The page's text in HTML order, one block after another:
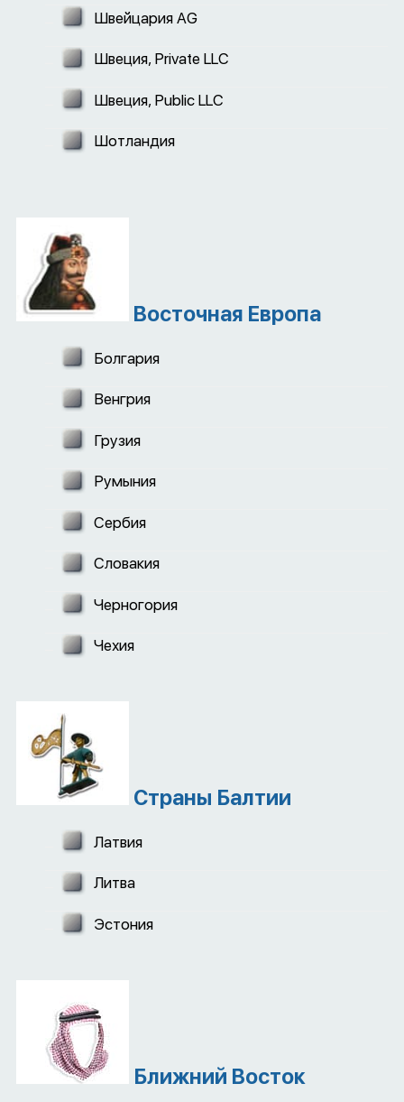
Швейцария AG
Швеция, Private LLC
Швеция, Public LLC
Шотландия
Восточная Европа
Болгария
Венгрия
Грузия
Румыния
Сербия
Словакия
Черногория
Чехия
Страны Балтии
Латвия
Литва
Эстония
Ближний Восток